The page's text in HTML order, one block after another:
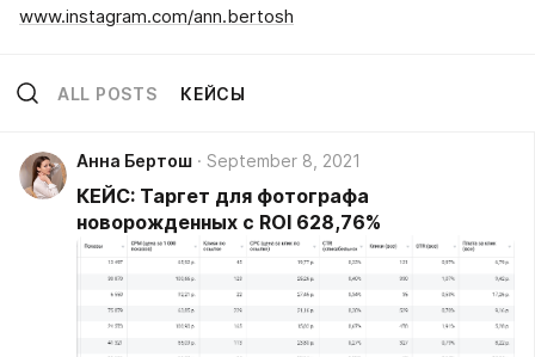
www.instagram.com/ann.bertosh
ALL POSTS КЕЙСЫ
Анна Бертош September 8, 2021
КЕЙС: Таргет для фотографа
новорожденных с ROI 628,76%